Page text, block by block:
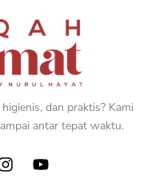
dan praktis? Kami
antar tepat waktu.